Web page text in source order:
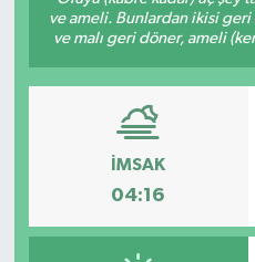
ve ameli. Bunlardan ikisi
ve malı geri döner, ameli
İMSAK
04:16